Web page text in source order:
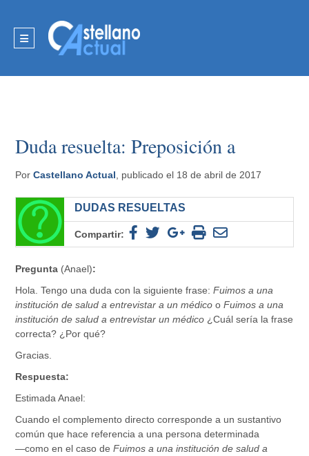
Duda resuelta: Preposición a
PorCastellano Actual , publicado el 18 de abril de 2017
DUDAS RESUELTAS
Compartir:
Pregunta (Anael):
Hola. Tengo una duda con la siguiente frase:Fuimos a una
institución de salud a entrevistar a un médico oFuimos a una
institución de salud a entrevistar un médico ¿Cuál sería la frase
correcta? ¿Por qué?
Gracias.
Respuesta:
Estimada Anael:
Cuando el complemento directo corresponde a un sustantivo
común que hace referencia a una persona determinada
―como en el caso deFuimos a una institución de salud a